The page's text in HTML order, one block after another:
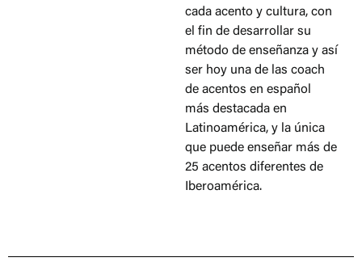
cada acento y cultura, con
el fin de desarrollar su
método de enseñanza y así
ser hoy una de las coach
de acentos en español
más destacada en
Latinoamérica, y la única
que puede enseñar más de
25 acentos diferentes de
Iberoamérica.